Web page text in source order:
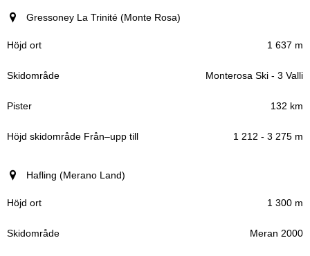
Gressoney La Trinité (Monte Rosa)
1 637 m
Monterosa Ski - 3 Valli
132 km
1 212 - 3 275 m
Hafling (Merano Land)
1 300 m
Meran 2000